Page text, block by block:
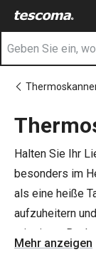
Sie befinden sich
Halten Sie Ihr
besonders im
als eine heiße
aufzuheitern
mit einem
aus
Mehr anzeigen